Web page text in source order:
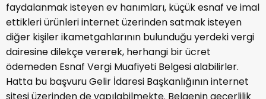
faydalanmak isteyen ev hanımları, küçük esnaf ve imal
ettikleri ürünleri internet üzerinden satmak isteyen
diğer kişiler ikametgahlarının bulunduğu yerdeki vergi
dairesine dilekçe vererek, herhangi bir ücret
ödemeden Esnaf Vergi Muafiyeti Belgesi alabilirler.
Hatta bu başvuru Gelir İdaresi Başkanlığının internet